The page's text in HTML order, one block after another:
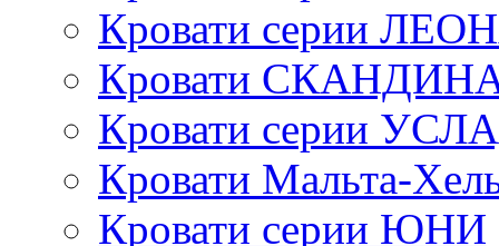
Кровати серии
Кровати
Кровати серии
Кровати Мальта-
Кровати серии ЮНИ